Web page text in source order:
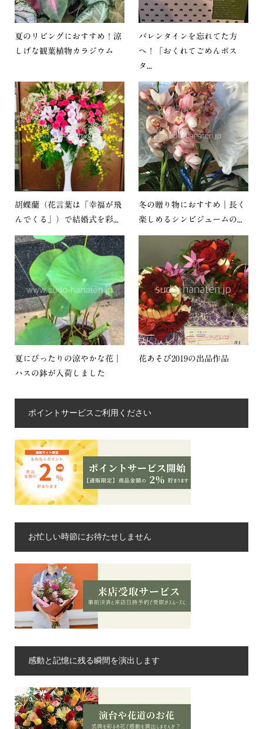
夏のリビングにおすすめ！涼
しげな観葉植物カラジウム
バレンタインを忘れてた方
へ！「おくれてごめんポス
タ...
胡蝶蘭（花言葉は「幸福が飛
んでくる」）で結婚式を彩...
冬の贈り物におすすめ｜長く
楽しめるシンビジュームの...
夏にぴったりの涼やかな花｜
ハスの鉢が入荷しました
花あそび2019の出品作品
ポイントサービスご利用ください
お忙しい時節にお待たせしません
感動と記憶に残る瞬間を演出します